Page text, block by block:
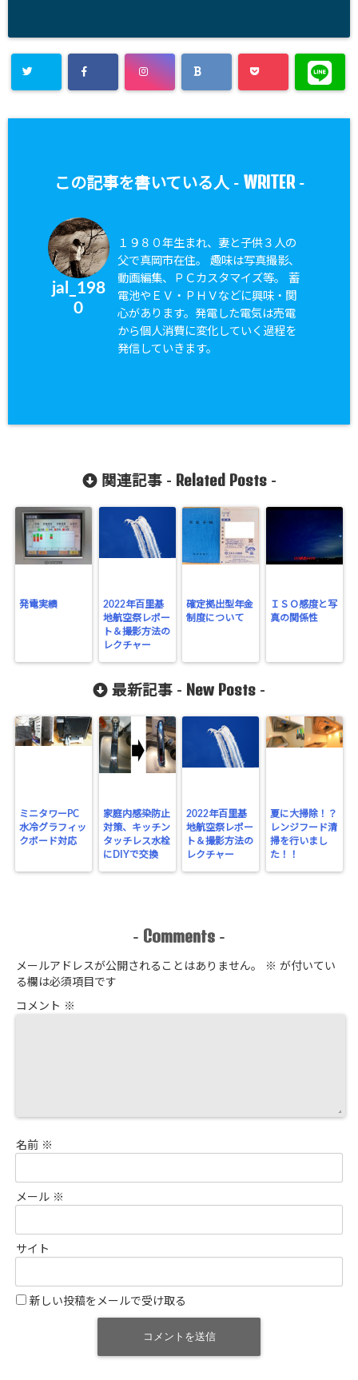
この記事を書いている人 - WRITER-
jal_198
0
１９８０年生まれ、妻と子供３人の
父で真岡市在住。 趣味は写真撮影、
動画編集、ＰＣカスタマイズ等。 蓄
電池やＥＶ・ＰＨＶなどに興味・関
心があります。発電した電気は売電
から個人消費に変化していく過程を
発信していきます。
関連記事 - Related Posts-
発電実績
2022年百里基
地航空祭レポー
ト＆撮影方法の
レクチャー
確定拠出型年金
制度について
ＩＳＯ感度と写
真の関係性
最新記事 - New Posts -
ミニタワーPC
水冷グラフィッ
クボード対応
家庭内感染防止
対策、キッチン
タッチレス水栓
にDIYで交換
2022年百里基
地航空祭レポー
ト＆撮影方法の
レクチャー
夏に大掃除！？
レンジフード清
掃を行いまし
た！！
- Comments -
メールアドレスが公開されることはありません。 ※ が付いてい
る欄は必須項目です
コメント ※
名前 ※
メール ※
サイト
新しい投稿をメールで受け取る